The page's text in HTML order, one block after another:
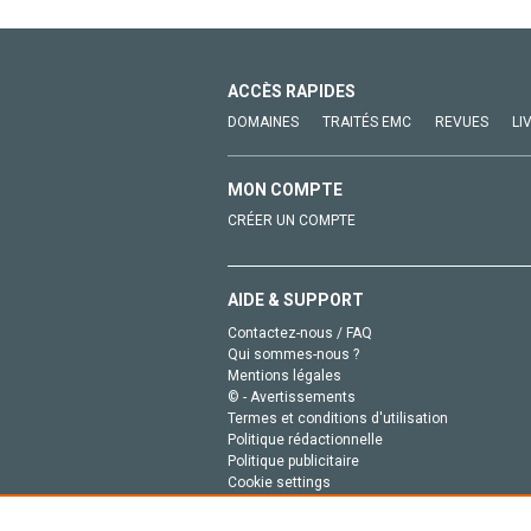
ACCÈS RAPIDES
DOMAINES TRAITÉS EMC REVUES
MON COMPTE
CRÉER UN COMPTE
AIDE & SUPPORT
Contactez-nous / FAQ
Qui sommes-nous ?
Mentions légales
© - Avertissements
Termes et conditions d'utilisation
Politique rédactionnelle
Politique publicitaire
Cookie settings